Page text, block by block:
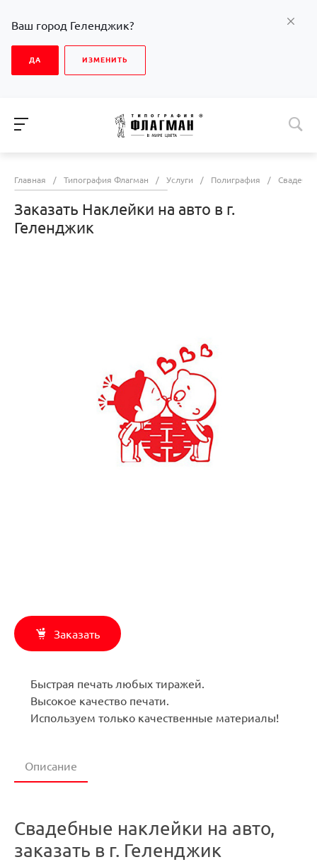
Ваш город Геленджик?
ДА ИЗМЕНИТЬ
Главная / Типография Флагман / Услуги / Полиграфия /
Заказать Наклейки на авто в г.
Геленджик
Заказать
Быстрая печать любых тиражей.
Высокое качество печати.
Используем только качественные материалы!
Описание
Свадебные наклейки на авто,
заказать в г. Геленджик